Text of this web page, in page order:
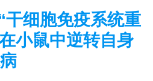
干细胞免疫系统重
小鼠中逆转自身